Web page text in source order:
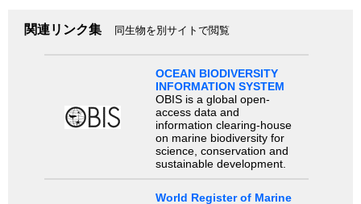
関連リンク集 同生物を別サイトで閲覧
OCEAN BIODIVERSITY
INFORMATION SYSTEM
OBIS is a global open-
access data and
information clearing-house
on marine biodiversity for
science, conservation and
sustainable development.
World Register of Marine